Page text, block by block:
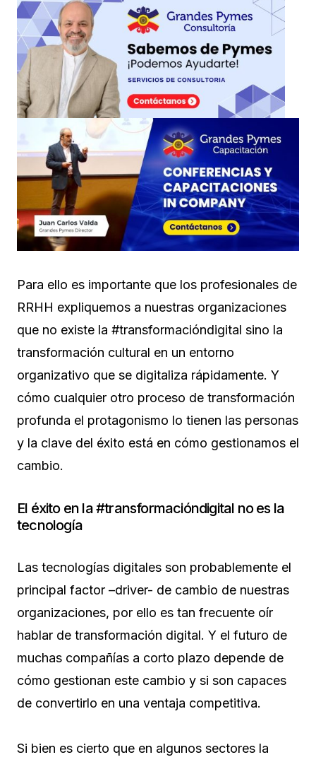
Para ello es importante que los profesionales de
RRHH expliquemos a nuestras organizaciones
que no existe la #transformacióndigital sino la
transformación cultural en un entorno
organizativo que se digitaliza rápidamente. Y
cómo cualquier otro proceso de transformación
profunda el protagonismo lo tienen las personas
y la clave del éxito está en cómo gestionamos el
cambio.
El éxito en la #transformacióndigital no es la
tecnología
Las tecnologías digitales son probablemente el
principal factor –driver- de cambio de nuestras
organizaciones, por ello es tan frecuente oír
hablar de transformación digital. Y el futuro de
muchas compañías a corto plazo depende de
cómo gestionan este cambio y si son capaces
de convertirlo en una ventaja competitiva.
Si bien es cierto que en algunos sectores la